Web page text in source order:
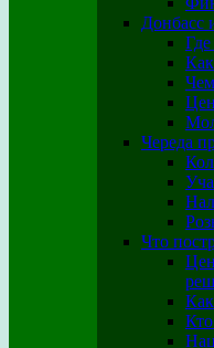
Донбасс
Череда
Что